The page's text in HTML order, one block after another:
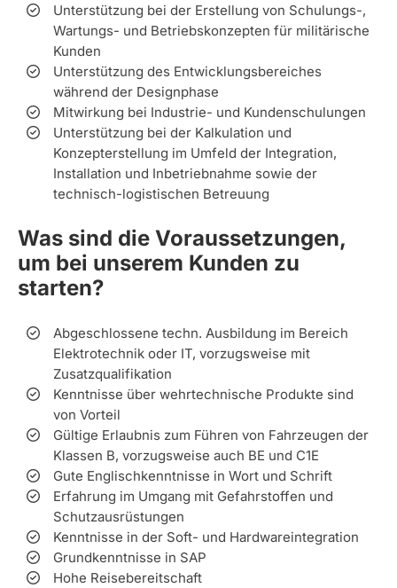
Unterstützung bei der Erstellung von Schulungs-,
Wartungs- und Betriebskonzepten für militärische
Kunden
Unterstützung des Entwicklungsbereiches
während der Designphase
Mitwirkung bei Industrie- und Kundenschulungen
Unterstützung bei der Kalkulation und
Konzepterstellung im Umfeld der Integration,
Installation und Inbetriebnahme sowie der
technisch-logistischen Betreuung
Was sind die Voraussetzungen,
um bei unserem Kunden zu
starten?
Abgeschlossene techn. Ausbildung im Bereich
Elektrotechnik oder IT, vorzugsweise mit
Zusatzqualifikation
Kenntnisse über wehrtechnische Produkte sind
von Vorteil
Gültige Erlaubnis zum Führen von Fahrzeugen der
Klassen B, vorzugsweise auch BE und C1E
Gute Englischkenntnisse in Wort und Schrift
Erfahrung im Umgang mit Gefahrstoffen und
Schutzausrüstungen
Kenntnisse in der Soft- und Hardwareintegration
Grundkenntnisse in SAP
Hohe Reisebereitschaft